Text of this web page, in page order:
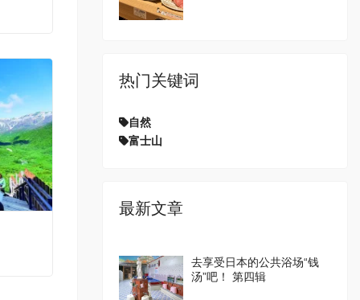
热门关键词
自然
富士山
最新文章
去享受日本的公共浴场“钱
汤”吧！ 第四辑